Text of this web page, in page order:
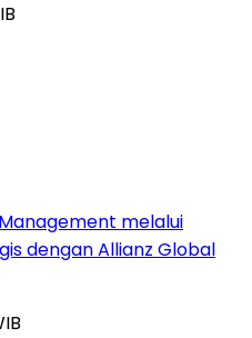
melalui
dengan Allianz Global